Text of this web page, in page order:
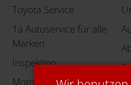
Toyota Service
1a Autoservice für alle
Marken
Inspektion
Motordiagnose